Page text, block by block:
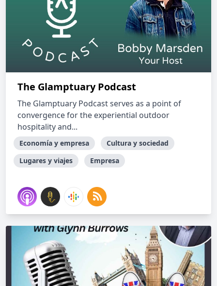
The Glamptuary Podcast
The Glamptuary Podcast serves as a point of
convergence for the experiential outdoor
hospitality and...
Economía y empresa
Cultura y sociedad
Lugares y viajes
Empresa